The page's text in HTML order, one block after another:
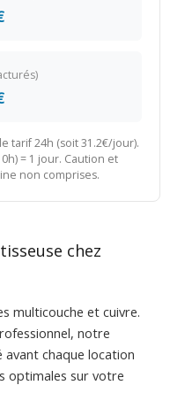
tarif 24h (soit 31.2€/jour).
= 1 jour. Caution et
non comprises.
chez
multicouche et cuivre.
notre
chaque location
optimales sur votre